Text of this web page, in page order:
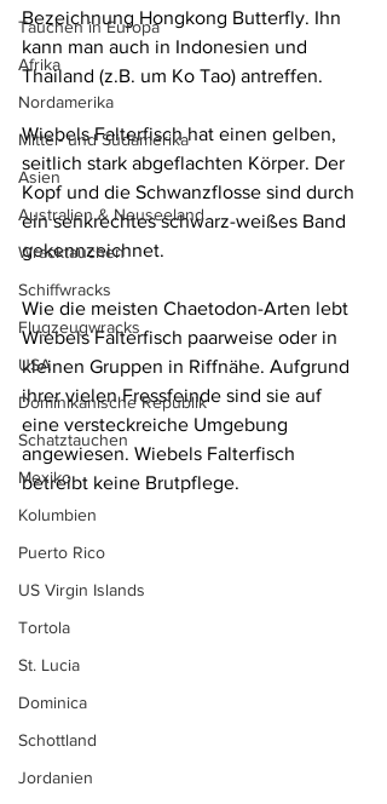
Tauchen in Europa
Afrika
Nordamerika
Mittel- und Südamerika
Asien
Australien & Neuseeland
Wracktauchen
Schiffwracks
Flugzeugwracks
USA
Dominikanische Republik
Schatztauchen
Mexiko
Kolumbien
Puerto Rico
US Virgin Islands
Tortola
St. Lucia
Dominica
Schottland
Jordanien
Bezeichnung Hongkong Butterfly. Ihn
kann man auch in Indonesien und
Thailand (z.B. um Ko Tao) antreffen.
Wiebels Falterfisch hat einen gelben,
seitlich stark abgeflachten Körper. Der
Kopf und die Schwanzflosse sind durch
ein senkrechtes schwarz-weißes Band
gekennzeichnet.
Wie die meisten Chaetodon-Arten lebt
Wiebels Falterfisch paarweise oder in
kleinen Gruppen in Riffnähe. Aufgrund
ihrer vielen Fressfeinde sind sie auf
eine versteckreiche Umgebung
angewiesen. Wiebels Falterfisch
betreibt keine Brutpflege.